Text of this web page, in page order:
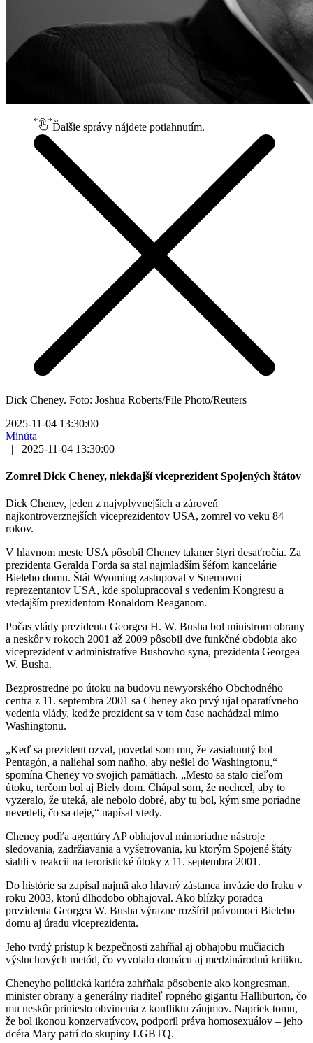
Ďalšie správy nájdete potiahnutím.
Dick Cheney. Foto: Joshua Roberts/File Photo/Reuters
2025-11-04 13:30:00
Minúta
|
2025-11-04 13:30:00
Zomrel Dick Cheney, niekdajší viceprezident Spojených štátov
Dick Cheney, jeden z najvplyvnejších a zároveň
najkontroverznejších viceprezidentov USA, zomrel vo veku 84
rokov.
V hlavnom meste USA pôsobil Cheney takmer štyri desaťročia. Za
prezidenta Geralda Forda sa stal najmladším šéfom kancelárie
Bieleho domu. Štát Wyoming zastupoval v Snemovni
reprezentantov USA, kde spolupracoval s vedením Kongresu a
vtedajším prezidentom Ronaldom Reaganom.
Počas vlády prezidenta Georgea H. W. Busha bol ministrom obrany
a neskôr v rokoch 2001 až 2009 pôsobil dve funkčné obdobia ako
viceprezident v administratíve Bushovho syna, prezidenta Georgea
W. Busha.
Bezprostredne po útoku na budovu newyorského Obchodného
centra z 11. septembra 2001 sa Cheney ako prvý ujal oparatívneho
vedenia vlády, keďže prezident sa v tom čase nachádzal mimo
Washingtonu.
„Keď sa prezident ozval, povedal som mu, že zasiahnutý bol
Pentagón, a naliehal som naňho, aby nešiel do Washingtonu,“
spomína Cheney vo svojich pamätiach. „Mesto sa stalo cieľom
útoku, terčom bol aj Biely dom. Chápal som, že nechcel, aby to
vyzeralo, že uteká, ale nebolo dobré, aby tu bol, kým sme poriadne
nevedeli, čo sa deje,“ napísal vtedy.
Cheney podľa agentúry AP obhajoval mimoriadne nástroje
sledovania, zadržiavania a vyšetrovania, ku ktorým Spojené štáty
siahli v reakcii na teroristické útoky z 11. septembra 2001.
Do histórie sa zapísal najmä ako hlavný zástanca invázie do Iraku v
roku 2003, ktorú dlhodobo obhajoval. Ako blízky poradca
prezidenta Georgea W. Busha výrazne rozšíril právomoci Bieleho
domu aj úradu viceprezidenta.
Jeho tvrdý prístup k bezpečnosti zahŕňal aj obhajobu mučiacich
výsluchových metód, čo vyvolalo domácu aj medzinárodnú kritiku.
Cheneyho politická kariéra zahŕňala pôsobenie ako kongresman,
minister obrany a generálny riaditeľ ropného gigantu Halliburton, čo
mu neskôr prinieslo obvinenia z konfliktu záujmov. Napriek tomu,
že bol ikonou konzervatívcov, podporil práva homosexuálov – jeho
dcéra Mary patrí do skupiny LGBTQ.